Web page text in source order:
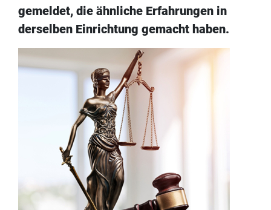
gemeldet, die ähnliche Erfahrungen in
derselben Einrichtung gemacht haben.